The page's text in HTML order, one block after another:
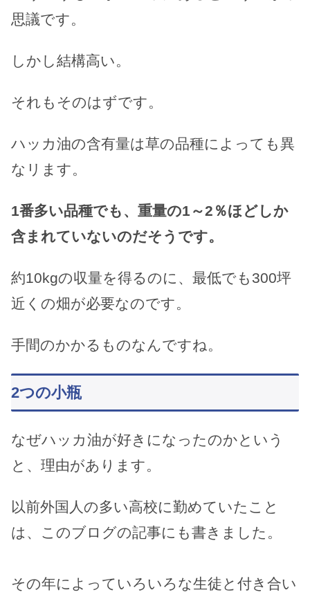
思議です。
しかし結構高い。
それもそのはずです。
ハッカ油の含有量は草の品種によっても異
なリます。
1番多い品種でも、重量の1～2％ほどしか
含まれていないのだそうです。
約10kgの収量を得るのに、最低でも300坪
近くの畑が必要なのです。
手間のかかるものなんですね。
2つの小瓶
なぜハッカ油が好きになったのかという
と、理由があります。
以前外国人の多い高校に勤めていたこと
は、このブログの記事にも書きました。
その年によっていろいろな生徒と付き合い